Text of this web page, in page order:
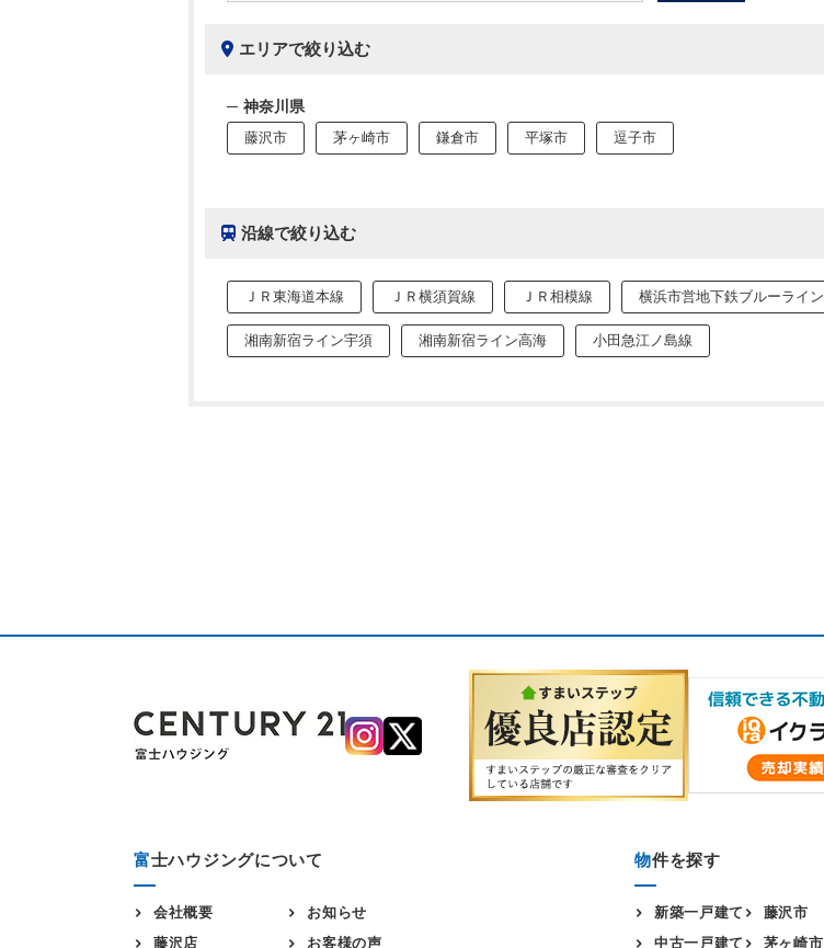
エリアで絞り込む
神奈川県
藤沢市 茅ヶ崎市 鎌倉市 平塚市 逗子市
沿線で絞り込む
ＪＲ東海道本線 ＪＲ横須賀線 ＪＲ相模線 横浜市営地下鉄ブルーライン
湘南新宿ライン宇須 湘南新宿ライン高海 小田急江ノ島線
富士ハウジングについて
会社概要
藤沢店
お知らせ
お客様の声
物件を探す
新築一戸建て
中古一戸建て
藤沢市
茅ヶ崎市